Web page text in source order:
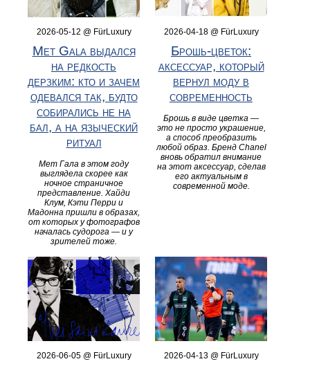
2026-05-12 @ FürLuxury
Met Gala выдался
на редкость
дерзким: кто и зачем
одевался так, будто
собирались не на
бал, а на языческий
ритуал
Мет Гала в этом году
выглядела скорее как
ночное страничное
представление. Хайди
Клум, Кэти Перри и
Мадонна пришли в образах,
от которых у фотографов
началась судорога — и у
зрителей тоже.
2026-04-18 @ FürLuxury
Брошь-цветок:
аксессуар, который
вернул моду в
современность
Брошь в виде цветка —
это не просто украшение,
а способ преобразить
любой образ. Бренд Chanel
вновь обратил внимание
на этот аксессуар, сделав
его актуальным в
современной моде.
2026-06-05 @ FürLuxury 2026-04-13 @ FürLuxury